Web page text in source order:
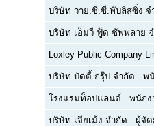
บริษัท วาย.ซี.ซี.พับลิสซิ่ง จ
บริษัท เอ็มวี ฟู้ด ซัพพลาย
Loxley Public Company
บริษัท บัดดี้ กรุ๊ป จำกัด - พ
โรงแรมท็อปแลนด์ - พนักง
บริษัท เจียเม้ง จำกัด - ผู้จัด